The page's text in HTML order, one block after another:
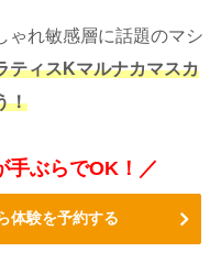
ゃれ敏感層に話題のマシ
ティスKマルナカマスカ
！
手ぶらでOK！／
体験を予約する